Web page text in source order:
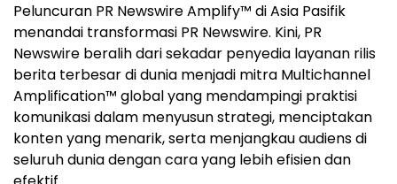
Peluncuran PR Newswire Amplify™ di Asia Pasifik
menandai transformasi PR Newswire. Kini, PR
Newswire beralih dari sekadar penyedia layanan rilis
berita terbesar di dunia menjadi mitra Multichannel
Amplification™ global yang mendampingi praktisi
komunikasi dalam menyusun strategi, menciptakan
konten yang menarik, serta menjangkau audiens di
seluruh dunia dengan cara yang lebih efisien dan